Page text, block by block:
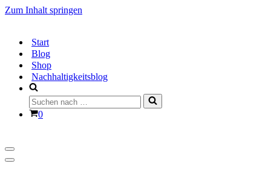
Zum Inhalt springen
Start
Blog
Shop
Nachhaltigkeitsblog
Suchen
nach …
Warenkorb
0
Navigationsmenü
Navigationsmenü